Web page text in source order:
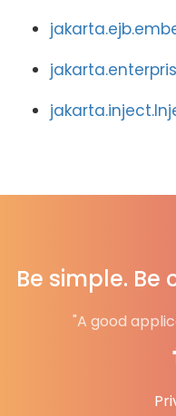
Be simple. Be
"A good